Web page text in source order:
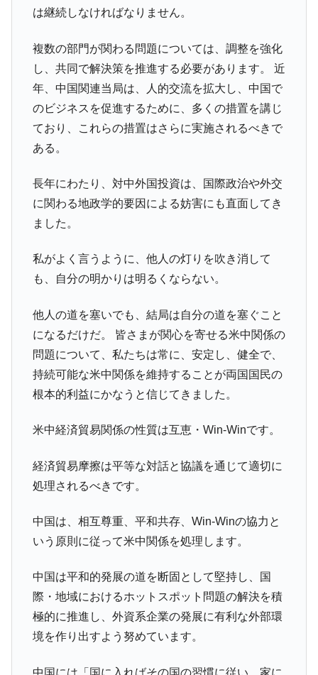
は継続しなければなりません。
複数の部門が関わる問題については、調整を強化
し、共同で解決策を推進する必要があります。 近
年、中国関連当局は、人的交流を拡大し、中国で
のビジネスを促進するために、多くの措置を講じ
ており、これらの措置はさらに実施されるべきで
ある。
長年にわたり、対中外国投資は、国際政治や外交
に関わる地政学的要因による妨害にも直面してき
ました。
私がよく言うように、他人の灯りを吹き消して
も、自分の明かりは明るくならない。
他人の道を塞いでも、結局は自分の道を塞ぐこと
になるだけだ。 皆さまが関心を寄せる米中関係の
問題について、私たちは常に、安定し、健全で、
持続可能な米中関係を維持することが両国国民の
根本的利益にかなうと信じてきました。
米中経済貿易関係の性質は互恵・Win-Winです。
経済貿易摩擦は平等な対話と協議を通じて適切に
処理されるべきです。
中国は、相互尊重、平和共存、Win-Winの協力と
いう原則に従って米中関係を処理します。
中国は平和的発展の道を断固として堅持し、国
際・地域におけるホットスポット問題の解決を積
極的に推進し、外資系企業の発展に有利な外部環
境を作り出すよう努めています。
中国には「国に入ればその国の習慣に従い、家に